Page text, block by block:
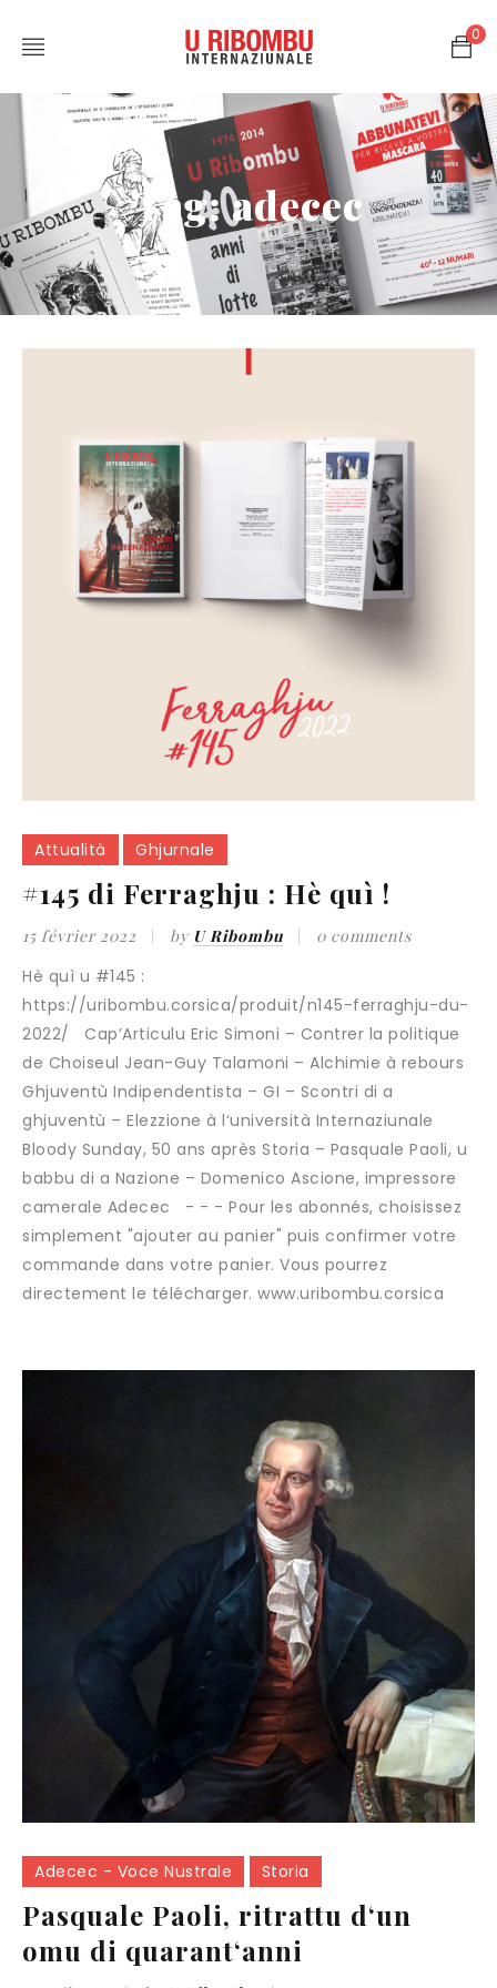
0
Tag: adecec
Attualità Ghjurnale
#145 di Ferraghju : Hè quì !
15 février 2022 by U Ribombu 0 comments
Hè quì u #145 :
https://uribombu.corsica/produit/n145-ferraghju-du-
2022/ Cap’Articulu Eric Simoni – Contrer la politique
de Choiseul Jean-Guy Talamoni – Alchimie à rebours
Ghjuventù Indipendentista – GI – Scontri di a
ghjuventù – Elezzione à l‘università Internaziunale
Bloody Sunday, 50 ans après Storia – Pasquale Paoli, u
babbu di a Nazione – Domenico Ascione, impressore
camerale Adecec - - - Pour les abonnés, choisissez
simplement "ajouter au panier" puis confirmer votre
commande dans votre panier. Vous pourrez
directement le télécharger. www.uribombu.corsica
Adecec - Voce Nustrale Storia
Pasquale Paoli, ritrattu d‘un
omu di quarant‘anni